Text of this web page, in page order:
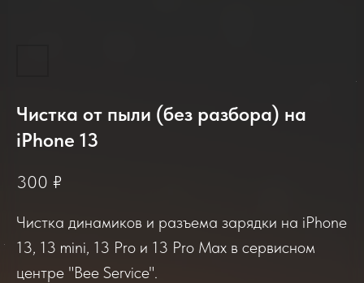
Чистка от пыли (без разбора) на
iPhone 13
300 ₽
Чистка динамиков и разъема зарядки на iPhone
13, 13 mini, 13 Pro и 13 Pro Max в сервисном
центре "Bee Service".
Если вы обращались в наш сервисный центр,
просим вас поделиться своим отзывом. Нам
очень важно услышать ваше мнение о
качестве нашей работы!
Отзывы о нашем сервисе